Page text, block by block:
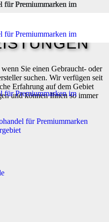
Sie einen Gebraucht- oder
suchen. Wir verfügen seit
Erfahrung auf dem Gebiet
und können Ihnen so immer